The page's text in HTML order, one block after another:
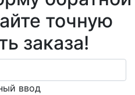
точную
заказа!
ввод